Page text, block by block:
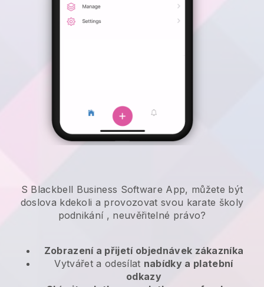
S Blackbell Business Software App, můžete být
doslova kdekoli a provozovat svou karate školy
podnikání, neuvěřitelné právo?
Zobrazení a přijetí objednávek zákazníka
Vytvářet a odesílat nabídky a platební
odkazy